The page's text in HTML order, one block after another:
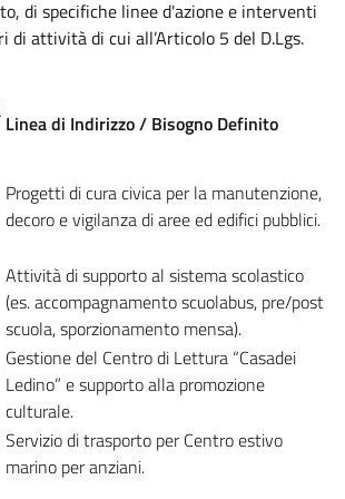
di specifiche linee d'azione e interventi
di attività di cui all’Articolo 5 del D.Lgs.
Linea di Indirizzo / Bisogno Definito
Progetti di cura civica per la manutenzione,
decoro e vigilanza di aree ed edifici pubblici.
Attività di supporto al sistema scolastico
(es. accompagnamento scuolabus, pre/post
scuola, sporzionamento mensa).
Gestione del Centro di Lettura “Casadei
Ledino” e supporto alla promozione
culturale.
Servizio di trasporto per Centro estivo
marino per anziani.